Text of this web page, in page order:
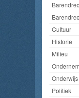
Cultuur
Historie
Milieu
Onderwijs
Politiek